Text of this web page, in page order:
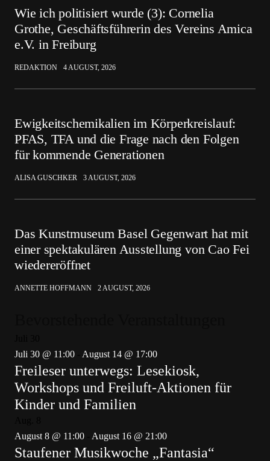
Wie ich politisiert wurde (3): Cornelia
Grothe, Geschäftsführerin des Vereins Amica
e.V. in Freiburg
REDAKTION 4 AUGUST, 2026
Ewigkeitschemikalien im Körperkreislauf:
PFAS, TFA und die Frage nach den Folgen
für kommende Generationen
ALISA GUSCHKER 3 AUGUST, 2026
Das Kunstmuseum Basel Gegenwart hat mit
einer spektakulären Ausstellung von Cao Fei
wiedereröffnet
ANNETTE HOFFMANN 2 AUGUST, 2026
Juli 30 @ 11:00
August 14 @ 17:00
Freileser unterwegs: Lesekiosk,
Workshops und Freiluft-Aktionen für
Kinder und Familien
August 8 @ 11:00
August 16 @ 21:00
Staufener Musikwoche „Fantasia“